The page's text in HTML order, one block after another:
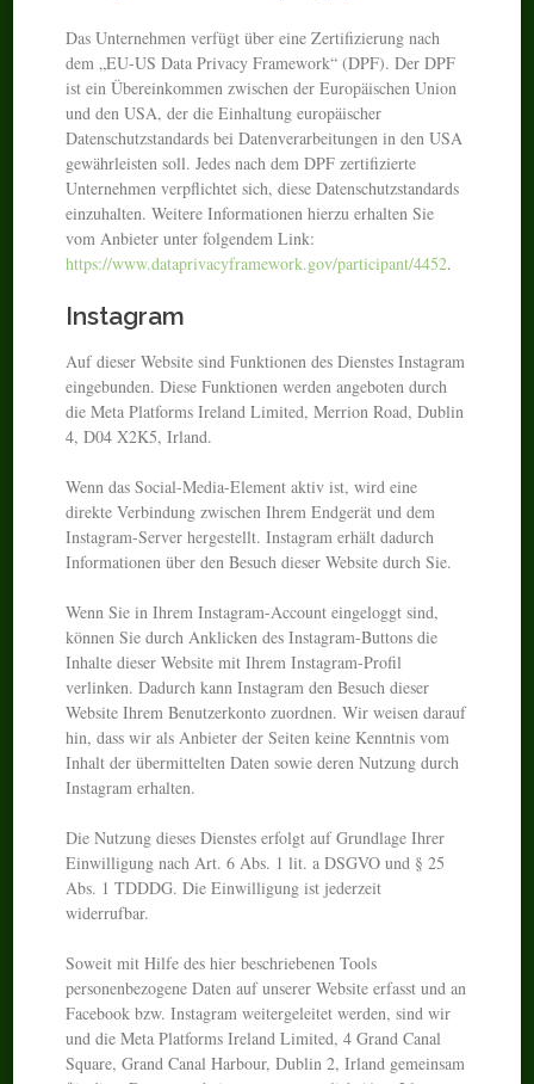
Das Unternehmen verfügt über eine Zertifizierung nach
dem „EU-US Data Privacy Framework“ (DPF). Der DPF
ist ein Übereinkommen zwischen der Europäischen Union
und den USA, der die Einhaltung europäischer
Datenschutzstandards bei Datenverarbeitungen in den USA
gewährleisten soll. Jedes nach dem DPF zertifizierte
Unternehmen verpflichtet sich, diese Datenschutzstandards
einzuhalten. Weitere Informationen hierzu erhalten Sie
vom Anbieter unter folgendem Link:
https://www.dataprivacyframework.gov/participant/4452.
Instagram
Auf dieser Website sind Funktionen des Dienstes Instagram
eingebunden. Diese Funktionen werden angeboten durch
die Meta Platforms Ireland Limited, Merrion Road, Dublin
4, D04 X2K5, Irland.
Wenn das Social-Media-Element aktiv ist, wird eine
direkte Verbindung zwischen Ihrem Endgerät und dem
Instagram-Server hergestellt. Instagram erhält dadurch
Informationen über den Besuch dieser Website durch Sie.
Wenn Sie in Ihrem Instagram-Account eingeloggt sind,
können Sie durch Anklicken des Instagram-Buttons die
Inhalte dieser Website mit Ihrem Instagram-Profil
verlinken. Dadurch kann Instagram den Besuch dieser
Website Ihrem Benutzerkonto zuordnen. Wir weisen darauf
hin, dass wir als Anbieter der Seiten keine Kenntnis vom
Inhalt der übermittelten Daten sowie deren Nutzung durch
Instagram erhalten.
Die Nutzung dieses Dienstes erfolgt auf Grundlage Ihrer
Einwilligung nach Art. 6 Abs. 1 lit. a DSGVO und § 25
Abs. 1 TDDDG. Die Einwilligung ist jederzeit
widerrufbar.
Soweit mit Hilfe des hier beschriebenen Tools
personenbezogene Daten auf unserer Website erfasst und an
Facebook bzw. Instagram weitergeleitet werden, sind wir
und die Meta Platforms Ireland Limited, 4 Grand Canal
Square, Grand Canal Harbour, Dublin 2, Irland gemeinsam